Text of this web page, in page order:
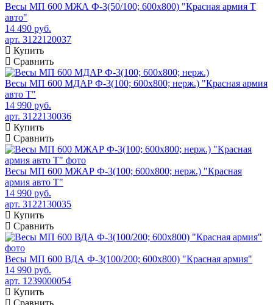
Весы МП 600 МЖА Ф-3(50/100; 600х800) "Красная армия Т
авто"
14 490 руб.
арт. 3122120037
Купить
Сравнить
Весы МП 600 МДАР Ф-3(100; 600х800; нерж.) "Красная армия
авто Т"
14 990 руб.
арт. 3122130036
Купить
Сравнить
Весы МП 600 МЖАР Ф-3(100; 600х800; нерж.) "Красная
армия авто Т"
14 990 руб.
арт. 3122130035
Купить
Сравнить
Весы МП 600 ВДА Ф-3(100/200; 600х800) "Красная армия"
14 990 руб.
арт. 1239000054
Купить
Сравнить